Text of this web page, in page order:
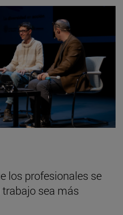
los profesionales se
sea más